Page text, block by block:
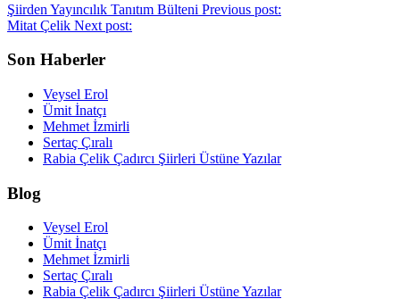
Şiirden Yayıncılık Tanıtım Bülteni Previous post:
Mitat Çelik Next post:
Son Haberler
Veysel Erol
Ümit İnatçı
Mehmet İzmirli
Sertaç Çıralı
Rabia Çelik Çadırcı Şiirleri Üstüne Yazılar
Blog
Veysel Erol
Ümit İnatçı
Mehmet İzmirli
Sertaç Çıralı
Rabia Çelik Çadırcı Şiirleri Üstüne Yazılar